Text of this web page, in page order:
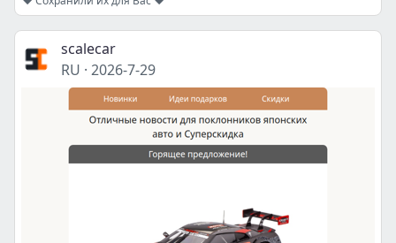
scalecar
RU · 2026-7-29